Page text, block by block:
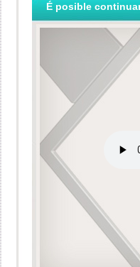
É posible